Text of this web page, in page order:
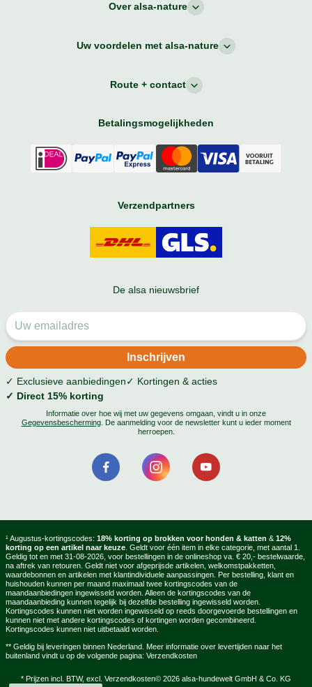
Over alsa-nature
Uw voordelen met alsa-nature
Route + contact
Betalingsmogelijkheden
Verzendpartners
De alsa nieuwsbrief
✓ Exclusieve aanbiedingen✓ Kortingen & acties
✓ Direct 15% korting
Informatie over hoe wij met uw gegevens omgaan, vindt u in onze
Gegevensbescherming. De aanmelding voor de newsletter kunt u ieder moment
herroepen.
¹ Augustus-kortingscodes: 18% korting op brokken voor honden & katten & 12%
korting op een artikel naar keuze . Geldt voor één item in elke categorie, met aantal 1.
Geldig tot en met 31-08-2026, voor bestellingen in de onlineshop va. € 20,- bestelwaarde,
na aftrek van retouren. Geldt niet voor afgeprijsde artikelen, welkomstpakketten,
waardebonnen en artikelen met klantindividuele aanpassingen. Per bestelling, klant en
huishouden kunnen per maand maximaal twee kortingscodes van de
maandaanbiedingen ingewisseld worden. Alleen de kortingscodes van de
maandaanbieding kunnen tegelijk bij dezelfde bestelling ingewisseld worden.
Kortingscodes kunnen niet worden ingewisseld op reeds doorgevoerde bestellingen en
kunnen niet met andere kortingscodes of kortingen worden gecombineerd.
Kortingscodes kunnen niet uitbetaald worden.
** Geldig bij leveringen binnen Nederland. Meer informatie over levertijden naar het
buitenland vindt u op de volgende pagina: Verzendkosten
* Prijzen incl. BTW, excl. Verzendkosten© 2026 alsa-hundewelt GmbH & Co. KG